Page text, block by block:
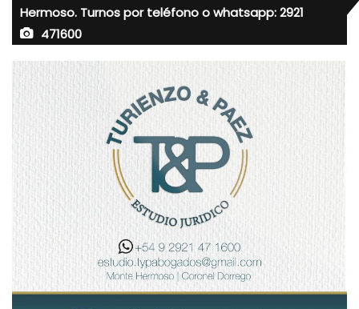
Hermoso. Turnos por teléfono o whatsapp: 2921
471600